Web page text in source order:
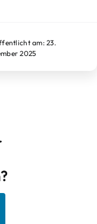
am: 23.
2025